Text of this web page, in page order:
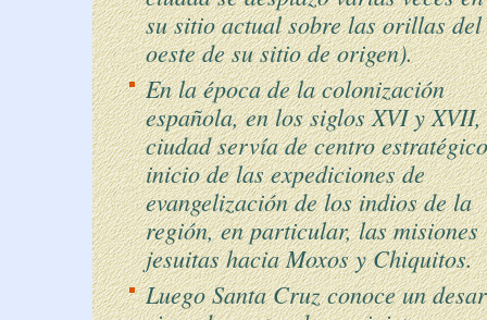
su sitio actual sobre las orillas
oeste de su sitio de origen).
En la época de la colonización
española, en los siglos XVI y
ciudad servía de centro
inicio de las expediciones de
evangelización de los indios de la
región, en particular, las misiones
jesuitas hacia Moxos y Chiquitos.
Luego Santa Cruz conoce un